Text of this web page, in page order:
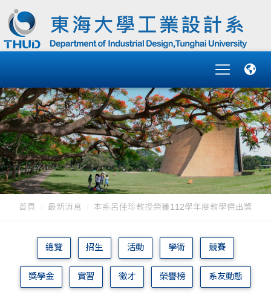
首頁 最新消息 本系呂佳珍教授榮獲112學年度教學傑出獎
總覽 招生 活動 學術 競賽
獎學金 實習 徵才 榮譽榜 系友動態